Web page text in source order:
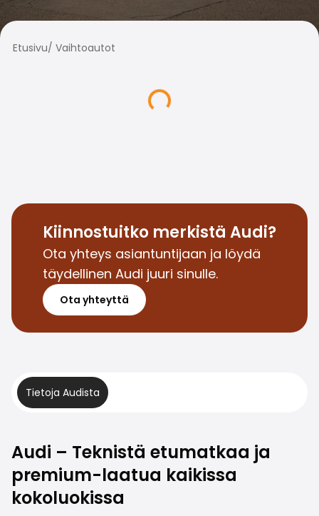
Farmariautot
Vetoautot
Kia
Mercedes-Benz
Polestar
Toyota
Volkswagen
Volvo
Myy autosi
Myy yrityksen auto
Artikkeleita auton myyntiin liittyen
Miten säilytän autoni arvon?
Tuotteet ja palvelut
Autoilun lisäpalvelut
SakaVarma
Etusivu/ Vaihtoautot
Kiinnostuitko merkistä Audi?
Ota yhteys asiantuntijaan ja löydä
täydellinen Audi juuri sinulle.
Ota yhteyttä
Tietoja Audista
Audi – Teknistä etumatkaa ja
premium-laatua kaikissa
kokoluokissa